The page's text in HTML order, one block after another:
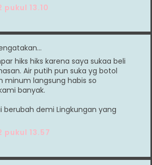
pukul 13.10
hiks hiks karena saya sukaa beli
Air putih pun suka yg botol
minum langsung habis so
banyak.
berubah demi Lingkungan yang
pukul 13.57